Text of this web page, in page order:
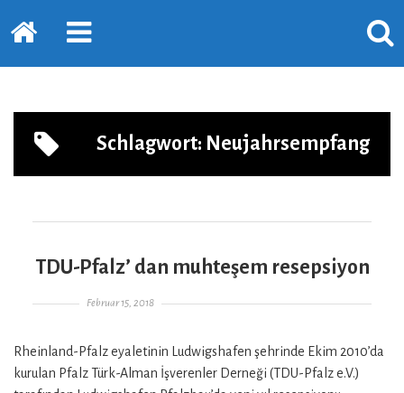
Startseite
PRIMÄRE
ERWEITERN
Schlagwort: Neujahrsempfang
TDU-Pfalz’ dan muhteşem resepsiyon
Gepostet am
Februar 15, 2018
Rheinland-Pfalz eyaletinin Ludwigshafen şehrinde Ekim 2010’da
kurulan Pfalz Türk-Alman İşverenler Derneği (TDU-Pfalz e.V.)